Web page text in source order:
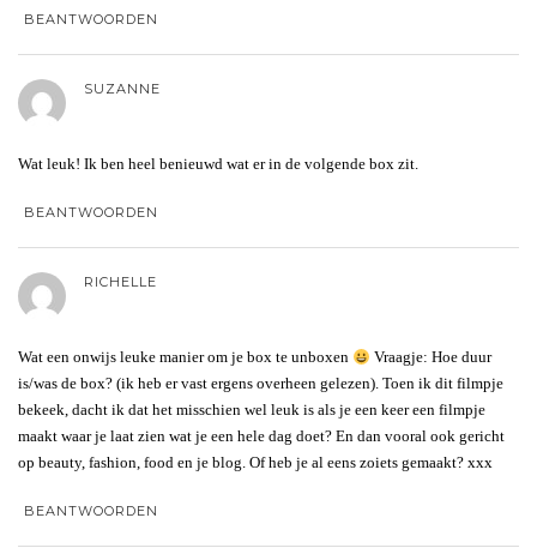
BEANTWOORDEN
SUZANNE
Wat leuk! Ik ben heel benieuwd wat er in de volgende box zit.
BEANTWOORDEN
RICHELLE
Wat een onwijs leuke manier om je box te unboxen
Vraagje: Hoe duur
is/was de box? (ik heb er vast ergens overheen gelezen). Toen ik dit filmpje
bekeek, dacht ik dat het misschien wel leuk is als je een keer een filmpje
maakt waar je laat zien wat je een hele dag doet? En dan vooral ook gericht
op beauty, fashion, food en je blog. Of heb je al eens zoiets gemaakt? xxx
BEANTWOORDEN